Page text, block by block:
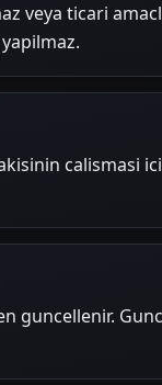
veya ticari
calismasi
guncellenir.